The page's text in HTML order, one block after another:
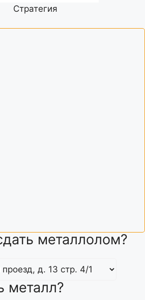
металлолом?
металл?